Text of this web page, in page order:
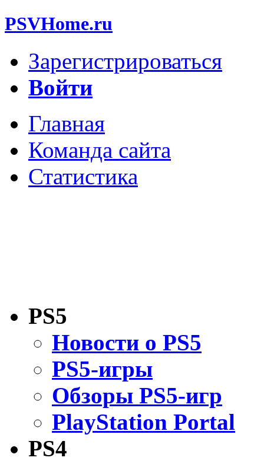
PSVHome.ru
Зарегистрироваться
Войти
Главная
Команда сайта
Статистика
PS5
Новости о PS5
PS5-игры
Обзоры PS5-игр
PlayStation Portal
PS4